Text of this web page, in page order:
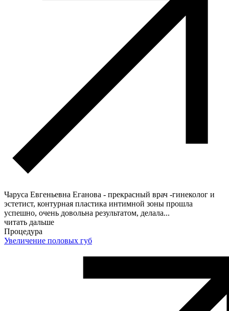
Чаруса Евгеньевна Еганова - прекрасный врач -гинеколог и
эстетист, контурная пластика интимной зоны прошла
успешно, очень довольна результатом, делала...
читать дальше
Процедура
Увеличение половых губ